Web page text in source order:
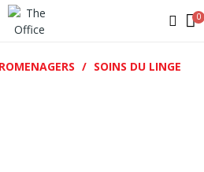
SOINS DU LINGE